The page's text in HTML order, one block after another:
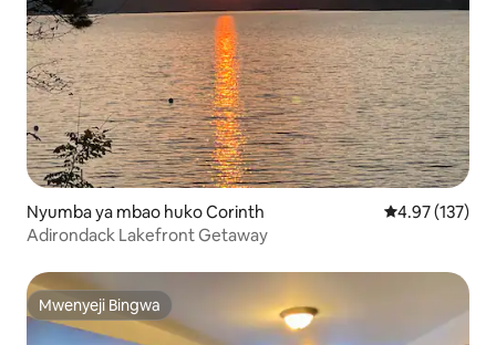
Nyumba ya mbao huko Corinth Ukadiriaji wa
4.97 (137)
Adirondack Lakefront Getaway
Mwenyeji Bingwa
Mwenyeji Bingwa